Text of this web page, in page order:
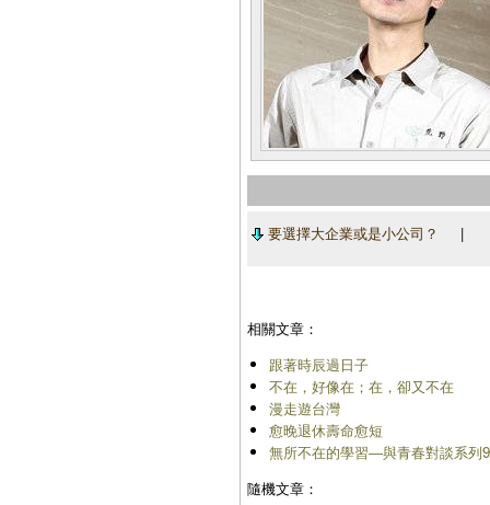
要選擇大企業或是小公司？ |
相關文章：
跟著時辰過日子
不在，好像在；在，卻又不在
漫走遊台灣
愈晚退休壽命愈短
無所不在的學習―與青春對談系列
隨機文章：